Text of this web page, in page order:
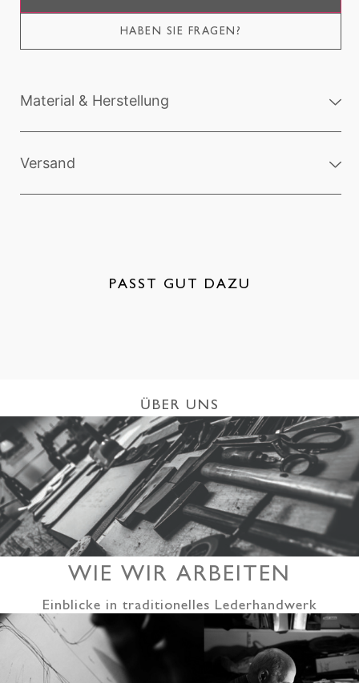
HABEN SIE FRAGEN?
Material & Herstellung
Versand
PASST GUT DAZU
ÜBER UNS
WIE WIR ARBEITEN
Einblicke in traditionelles Lederhandwerk